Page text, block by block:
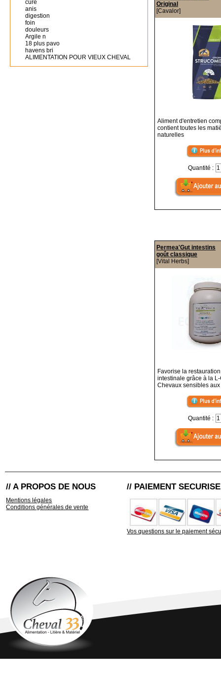
cure
anis
digestion
foin
douleurs
Argile n
18 plus pavo
havens bri
ALIMENTATION POUR VIEUX CHEVAL
Original
[Cavalor]
Aliment d'entretien
contient toutes les
naturelles
Quantité :
Permea'Gut intestins
goût classique
[Vital Herbs]
Favorise la
intestinale grâce à la
Chevaux sensibles
Quantité :
// A PROPOS DE NOUS
Mentions légales
Conditions générales de vente
// PAIEMENT SECURISE
Vos questions sur le paiement